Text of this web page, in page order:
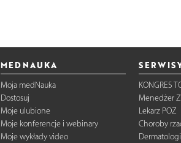
MEDNAUKA
Moja medNauka
Dostosuj
Moje ulubione
Moje konferencje i webinary
Moje wykłady video
KONGRES
Menedżer
Lekarz POZ
Choroby